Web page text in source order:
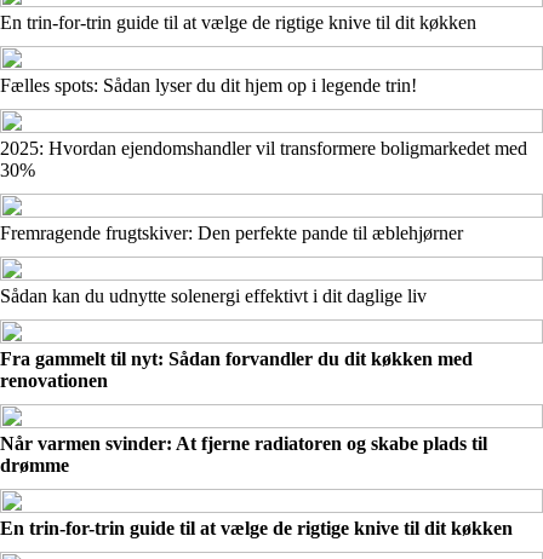
En trin-for-trin guide til at vælge de rigtige knive til dit køkken
Fælles spots: Sådan lyser du dit hjem op i legende trin!
2025: Hvordan ejendomshandler vil transformere boligmarkedet med
30%
Fremragende frugtskiver: Den perfekte pande til æblehjørner
Sådan kan du udnytte solenergi effektivt i dit daglige liv
Fra gammelt til nyt: Sådan forvandler du dit køkken med
renovationen
Når varmen svinder: At fjerne radiatoren og skabe plads til
drømme
En trin-for-trin guide til at vælge de rigtige knive til dit køkken